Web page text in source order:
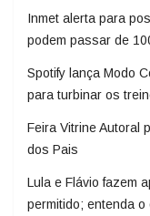
Inmet alerta para
podem passar de
Spotify lança Modo
para turbinar os
Feira Vitrine Autoral
dos Pais
Lula e Flávio fazem
permitido; entenda o